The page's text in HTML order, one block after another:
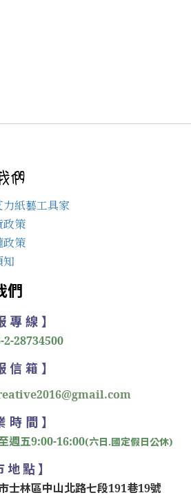
力紙藝工具家
政策
政策
知
們
專 線 】
2-28734500
信 箱 】
時 間 】
週五9:00-16:00(六日.國定假日公休)
地 點 】
士林區中山北路七段191巷19號